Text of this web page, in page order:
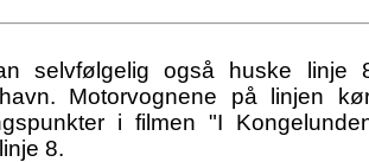
selvfølgelig også huske linje
Motorvognene på linjen
i filmen "I
8.